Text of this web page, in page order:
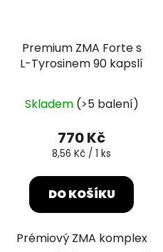
Premium ZMA Forte s
L-Tyrosinem 90 kapslí
hodnocení
produktu
je
z
Skladem (>5 balení)
770 Kč
Měrná
8,56 Kč / 1 ks
DO KOŠÍKU
Prémiový ZMA komplex